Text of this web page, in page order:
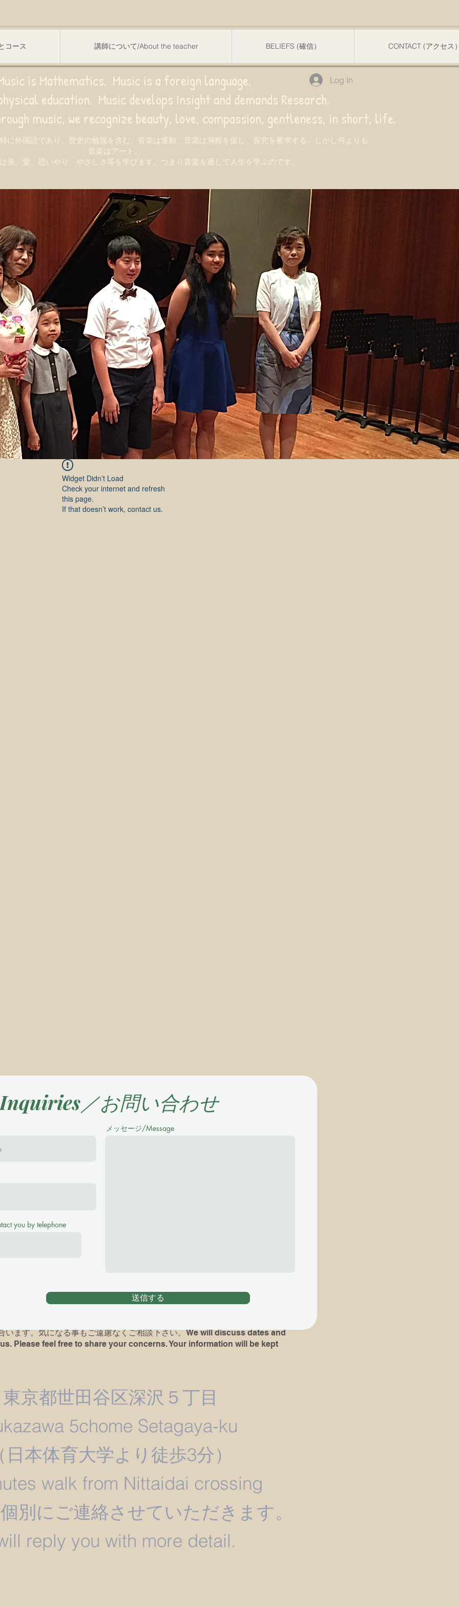
コース 講師について/About the teacher BELIEFS (確信） CONTACT (アクセス
Log In
is Mathematics. Music is a foreign language.
education. Music develops Insight and demands Research.
recognize beauty, love, compassion, gentleness, in short, life.
に外国語であり、歴史の勉強を含む。音楽は運動、音楽は洞察を促し、探究を要求する。しかし何よりも
音楽はアート。
美、愛、思いやり、やさしさ等を学びます。つまり音楽を通して人生を学ぶのです。
Widget Didn’t Load
Check your internet and refresh
this page.
If that doesn’t work, contact us.
を受け付けます。(¥2500 for 40 minutes, ¥3000 for 60 minutes Trial lessons are
had piano lessons before, please let me know what books or pieces
います。気になる事もご遠慮なくご相談下さい。We will discuss dates and
Please feel free to share your concerns. Your information will be kept
Inquiries／お問い合わせ
you by telephone
メッセージ/Message
送信する
東京都世田谷区深沢５丁目
5chome Setagaya-ku
​（日本体育大学より徒歩3分）
walk from Nittaidai crossing
別にご連絡させていただきます。
reply you with more detail.